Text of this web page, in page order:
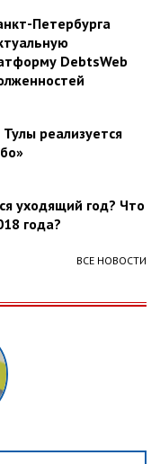
Петербурга
DebtsWeb
реализуется
уходящий год? Что
года?
ВСЕ НОВОСТИ